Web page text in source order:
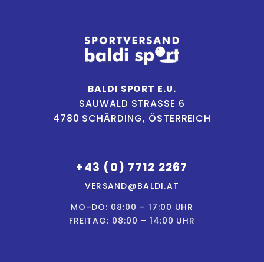
BALDI SPORT E.U.
SAUWALD STRASSE 6
4780 SCHÄRDING, ÖSTERREICH
+43 (0) 7712 2267
VERSAND@BALDI.AT
MO–DO: 08:00 – 17:00 UHR
FREITAG: 08:00 – 14:00 UHR